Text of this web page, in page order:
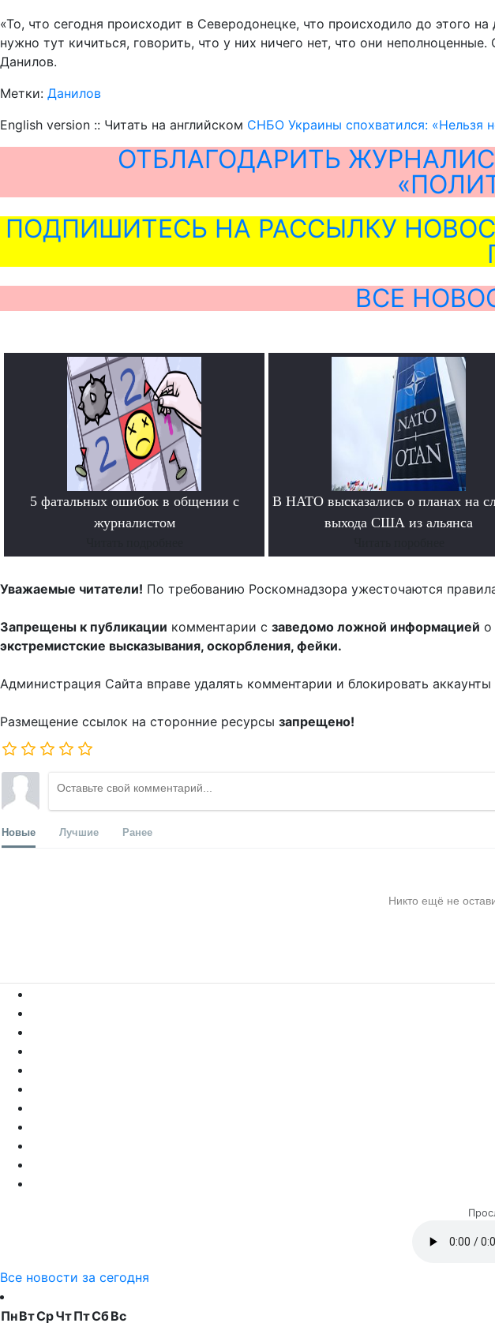
«То, что сегодня происходит в Северодонецке, что происходило до
нужно тут кичиться, говорить, что у них ничего нет, что они
Данилов.
Метки: Данилов
English version :: Читать на английском СНБО Украины спохватился: «Нельзя
ОТБЛАГОДАРИТЬ
ПОДПИШИТЕСЬ НА РАССЫЛКУ
ВСЕ
5 фатальных ошибок в общении с
журналистом
В НАТО высказались о планах на
выхода США из альянса
Уважаемые читатели! По требованию Роскомнадзора ужесточаются
Запрещены к публикации комментарии с заведомо ложной информацией о
экстремистские высказывания, оскорбления, фейки.
Администрация Сайта вправе удалять комментарии и блокировать
Размещение ссылок на сторонние ресурсы запрещено!
Новые Лучшие Ранее
Никто ещё не
Все новости за сегодня
ПнВтСрЧтПтСбВс